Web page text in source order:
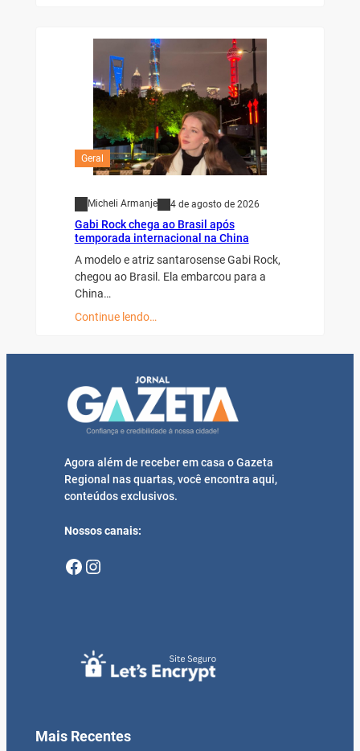
Geral
Micheli Armanje 4 de agosto de 2026
Gabi Rock chega ao Brasil após
temporada internacional na China
A modelo e atriz santarosense Gabi Rock,
chegou ao Brasil. Ela embarcou para a
China…
Continue lendo…
Agora além de receber em casa o Gazeta
Regional nas quartas, você encontra aqui,
conteúdos exclusivos.
Nossos canais:
Facebook Instagram
Mais Recentes